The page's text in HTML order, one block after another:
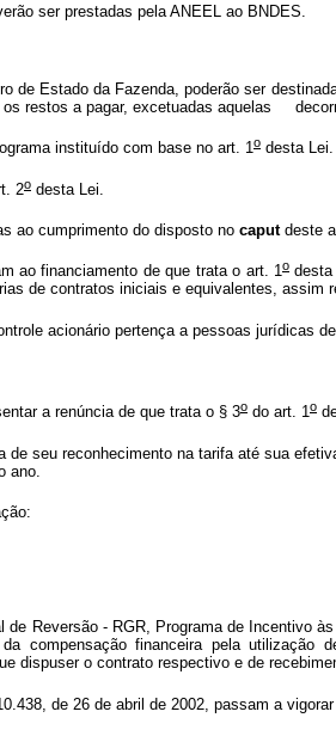
ser prestadas pela ANEEL ao BNDES.
Estado da Fazenda, poderão ser
restos a pagar, excetuadas aquelas
instituído com base no art. 1o desta Lei.
2o desta Lei.
ao cumprimento do disposto no caputdeste
ao financiamento de que trata o art. 1o
de contratos iniciais e equivalentes, assim
acionário pertença a pessoas jurídicas
a renúncia de que trata o § 3o do art. 1o
de seu reconhecimento na tarifa até sua
ano.
Reversão - RGR, Programa de Incentivo
compensação financeira pela utilização
o contrato respectivo e de
de 26 de abril de 2002, passam a